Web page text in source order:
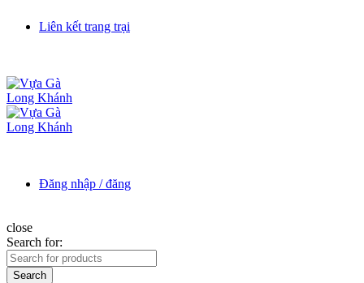
Liên kết trang trại
Đăng nhập / đăng
ký
close
Search for:
Search